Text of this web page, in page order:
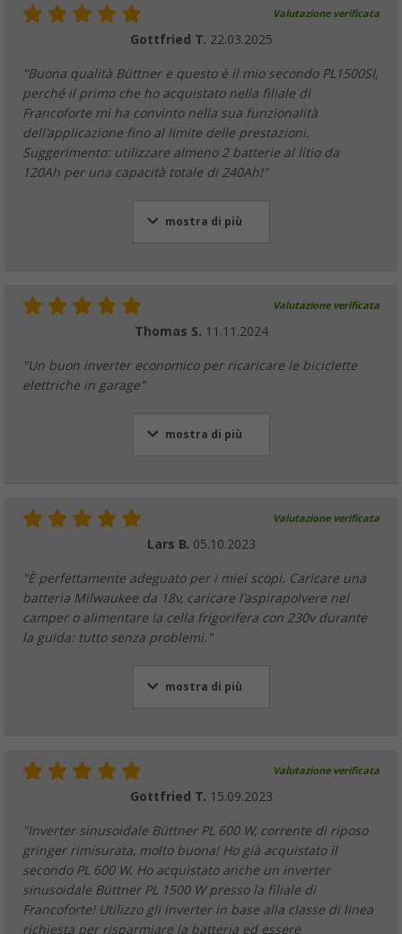
Valutazione verificata
Gottfried T. 22.03.2025
"Buona qualità Büttner e questo è il mio secondo PL1500SI,
perché il primo che ho acquistato nella filiale di
Francoforte mi ha convinto nella sua funzionalità
dell'applicazione fino al limite delle prestazioni.
Suggerimento: utilizzare almeno 2 batterie al litio da
120Ah per una capacità totale di 240Ah!"
mostra di più
Valutazione verificata
Thomas S. 11.11.2024
"Un buon inverter economico per ricaricare le biciclette
elettriche in garage"
mostra di più
Valutazione verificata
Lars B. 05.10.2023
"È perfettamente adeguato per i miei scopi. Caricare una
batteria Milwaukee da 18v, caricare l'aspirapolvere nel
camper o alimentare la cella frigorifera con 230v durante
la guida: tutto senza problemi."
mostra di più
Valutazione verificata
Gottfried T. 15.09.2023
"Inverter sinusoidale Büttner PL 600 W, corrente di riposo
gringer rimisurata, molto buona! Ho già acquistato il
secondo PL 600 W. Ho acquistato anche un inverter
sinusoidale Büttner PL 1500 W presso la filiale di
Francoforte! Utilizzo gli inverter in base alla classe di linea
richiesta per risparmiare la batteria ed essere